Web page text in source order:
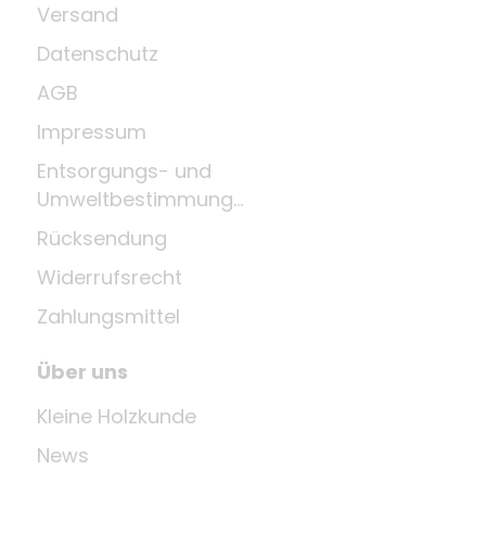
Versand
Datenschutz
AGB
Impressum
Entsorgungs- und
Umweltbestimmungen
Rücksendung
Widerrufsrecht
Zahlungsmittel
Über uns
Kleine Holzkunde
News